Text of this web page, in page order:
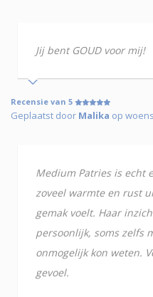
Jij bent GOUD voor mij!
Recensie van 5
Geplaatst door Malika op
Medium Patries is echt
zoveel warmte en rust
gemak voelt. Haar
persoonlijk, soms zelfs
onmogelijk kon weten.
gevoel.